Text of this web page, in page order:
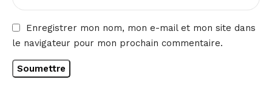
Enregistrer mon nom, mon e-mail et mon site dans
le navigateur pour mon prochain commentaire.